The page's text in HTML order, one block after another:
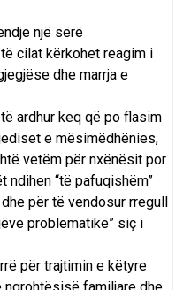
një sërë
cilat kërkohet reagim i
dhe marrja e
ardhur keq që po flasim
e mësimëdhënies,
vetëm për nxënësit por
“të pafuqishëm”
për të vendosur rregull
problematikë” siç i
për trajtimin e këtyre